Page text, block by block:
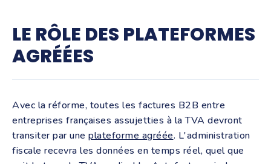
LE RÔLE DES PLATEFORMES
AGRÉÉES
Avec la réforme, toutes les factures B2B entre
entreprises françaises assujetties à la TVA devront
transiter par une plateforme agréée. L'administration
fiscale recevra les données en temps réel, quel que